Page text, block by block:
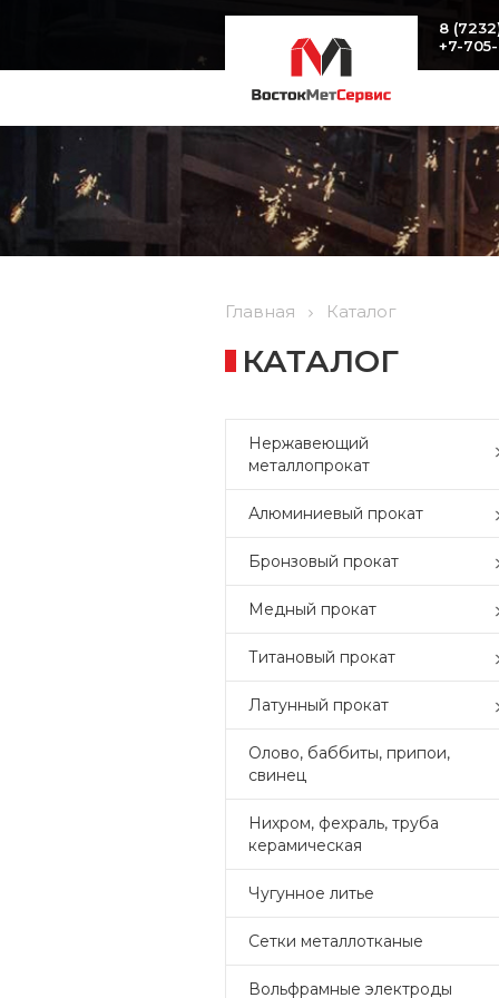
8
+7-
Главная Каталог
КАТАЛОГ
Нержавеющий
металлопрокат
Алюминиевый прокат
Бронзовый прокат
Медный прокат
Титановый прокат
Латунный прокат
Олово, баббиты, припои,
свинец
Нихром, фехраль, труба
керамическая
Чугунное литье
Сетки металлотканые
Вольфрамные электроды